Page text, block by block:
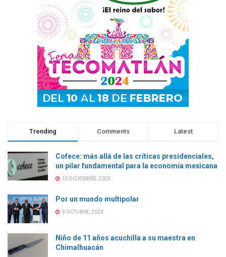
a
n
a
n
u
e
a
)
t
a
n
n
u
e
v
a
)
t
a
u
e
v
a
)
Trending Comments Latest
Cofece: más allá de las críticas presidenciales,
un pilar fundamental para la economía mexicana
15 DICIEMBRE, 2023
Por un mundo multipolar
9 OCTUBRE, 2023
Niño de 11 años acuchilla a su maestra en
Chimalhuacán